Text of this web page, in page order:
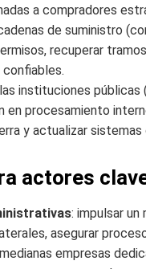
a compradores
de suministro
recuperar
instituciones
en procesamiento
y actualizar
actores
: impulsar
asegurar
empresas